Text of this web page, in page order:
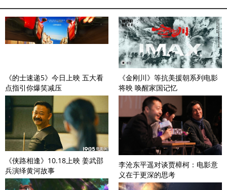
《的士速递5》今日上映 五大看
点指引你爆笑减压
《侠路相逢》10.18上映 姜武邵
兵演绎黄河故事
《金刚川》等抗美援朝系列电影
将映 唤醒家国记忆
李沧东平遥对谈贾樟柯：电影意
义在于更深的思考